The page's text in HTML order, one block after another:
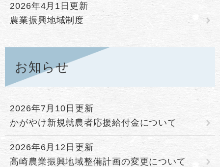
2026年4月1日更新
農業振興地域制度
お知らせ
2026年7月10日更新
かがやけ新規就農者応援給付金について
2026年6月12日更新
高崎農業振興地域整備計画の変更について